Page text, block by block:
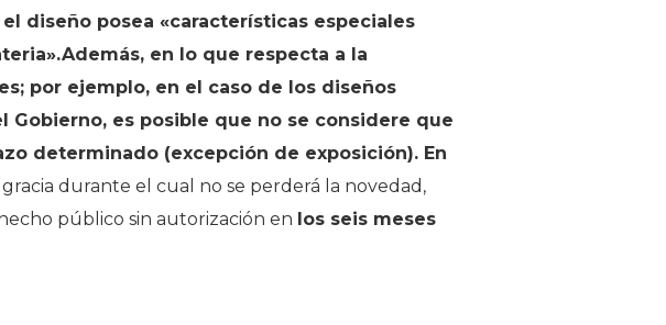
diseño posea «características especiales
en lo que respecta a la
por ejemplo, en el caso de los diseños
es posible que no se considere que
determinado (excepción de exposición). En
durante el cual no se perderá la novedad,
público sin autorización en los seis meses